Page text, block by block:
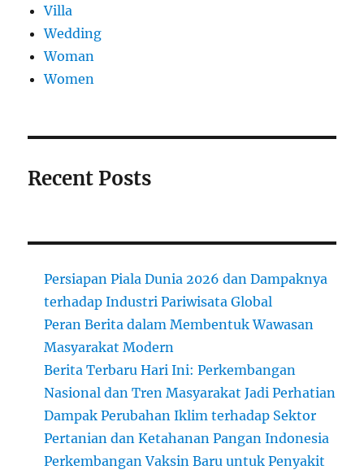
Villa
Wedding
Woman
Women
Recent Posts
Persiapan Piala Dunia 2026 dan Dampaknya
terhadap Industri Pariwisata Global
Peran Berita dalam Membentuk Wawasan
Masyarakat Modern
Berita Terbaru Hari Ini: Perkembangan
Nasional dan Tren Masyarakat Jadi Perhatian
Dampak Perubahan Iklim terhadap Sektor
Pertanian dan Ketahanan Pangan Indonesia
Perkembangan Vaksin Baru untuk Penyakit